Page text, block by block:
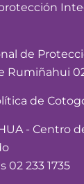
de
Rumiñahui
de
- Centro
02 233 1735